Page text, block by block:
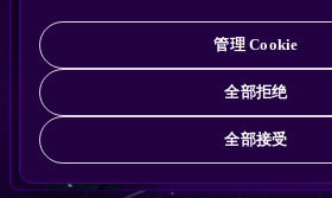
管理 Cookie
全部拒绝
全部接受
ChatGPT
免费